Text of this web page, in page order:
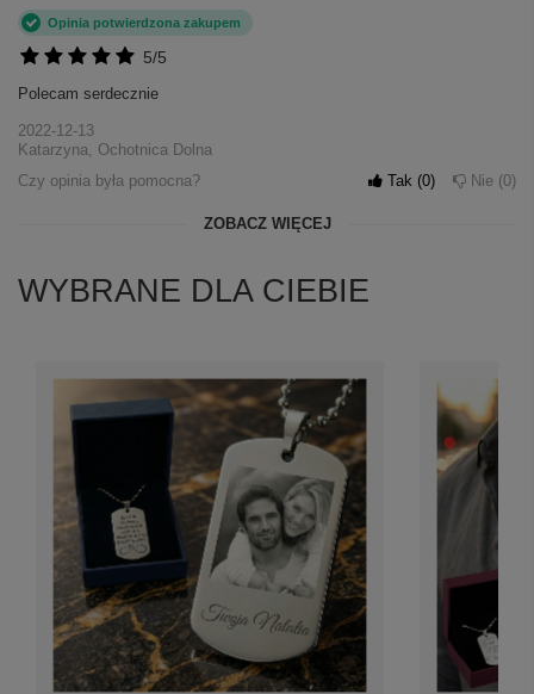
5/5
Opinia potwierdzona zakupem
Polecam serdecznie
2022-12-13
Katarzyna, Ochotnica Dolna
Czy opinia była pomocna?
Tak 0 Nie 0
ZOBACZ WIĘCEJ
WYBRANE DLA CIEBIE